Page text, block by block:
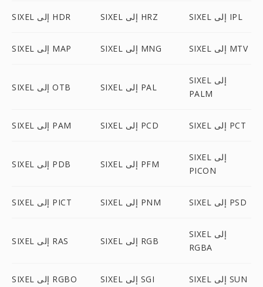
SIXEL إلى HDR SIXEL إلى HRZ SIXEL إلى IPL
SIXEL إلى MAP SIXEL إلى MNG SIXEL إلى MTV
SIXEL إلى OTB SIXEL إلى PAL
SIXEL إلى
PALM
SIXEL إلى PAM SIXEL إلى PCD SIXEL إلى PCT
SIXEL إلى PDB SIXEL إلى PFM
SIXEL إلى
PICON
SIXEL إلى PICT SIXEL إلى PNM SIXEL إلى PSD
SIXEL إلى RAS SIXEL إلى RGB
SIXEL إلى
RGBA
SIXEL إلى RGBO SIXEL إلى SGI SIXEL إلى SUN